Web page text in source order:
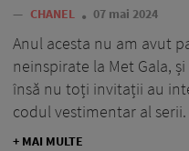
— CHANEL 07 mai 2024
Anul acesta nu am avut
neinspirate la Met Gala,
însă nu toți invitații au
codul vestimentar al serii.
+ MAI MULTE